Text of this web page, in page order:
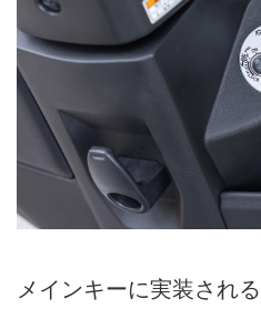
メインキーに実装され